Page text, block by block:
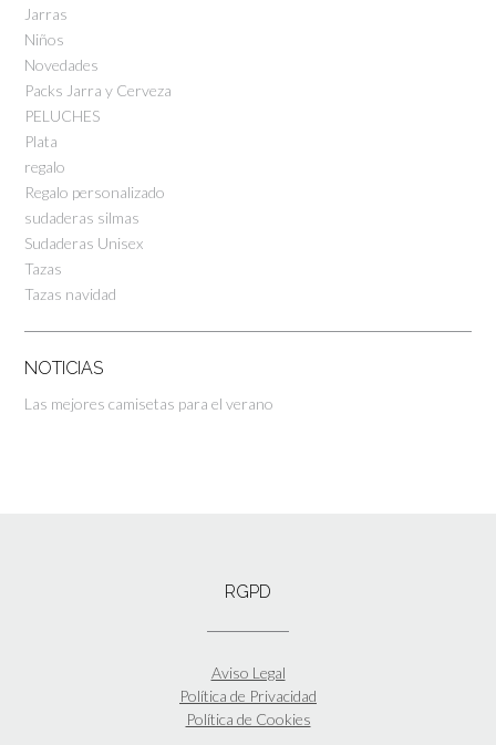
Jarras
Niños
Novedades
Packs Jarra y Cerveza
PELUCHES
Plata
regalo
Regalo personalizado
sudaderas silmas
Sudaderas Unisex
Tazas
Tazas navidad
NOTICIAS
Las mejores camisetas para el verano
RGPD
Aviso Legal
Política de Privacidad
Política de Cookies